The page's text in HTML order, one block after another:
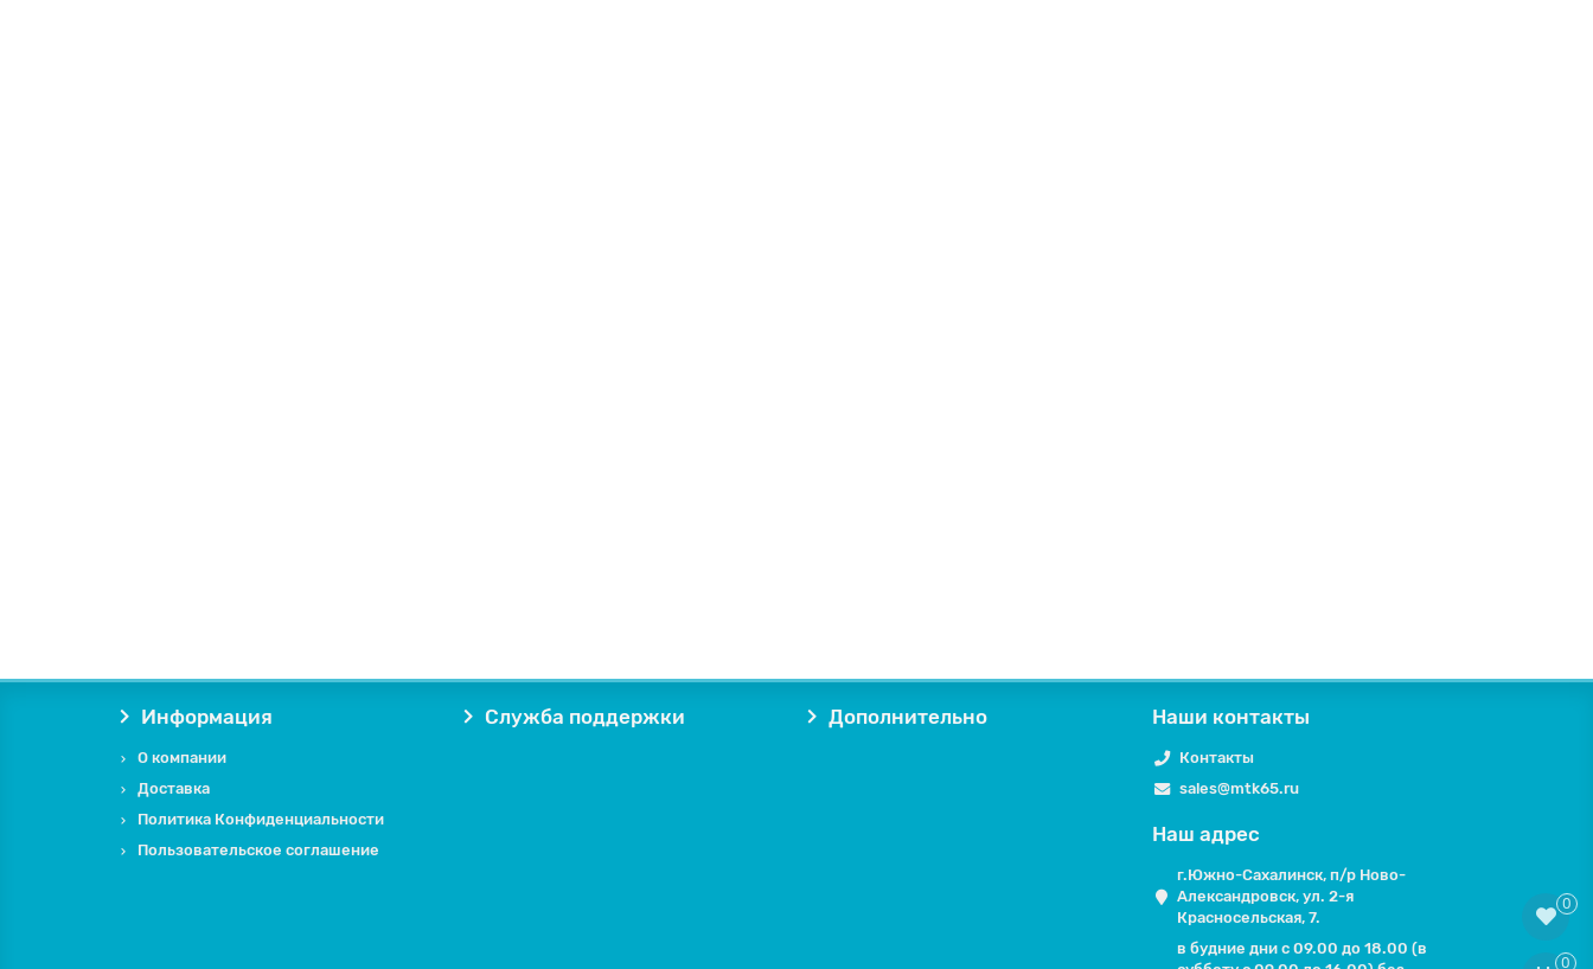
Информация
О компании
Доставка
Политика Конфиденциальности
Пользовательское соглашение
Служба поддержки Дополнительно Наши контакты
Контакты
sales@mtk65.ru
Наш адрес
г.Южно-Сахалинск, п/р Ново-
Александровск, ул. 2-я
Красносельская, 7.
в будние дни с 09.00 до 18.00 (в
0
0